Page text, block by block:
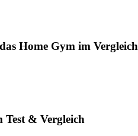
Home Gym im Vergleich
Test & Vergleich